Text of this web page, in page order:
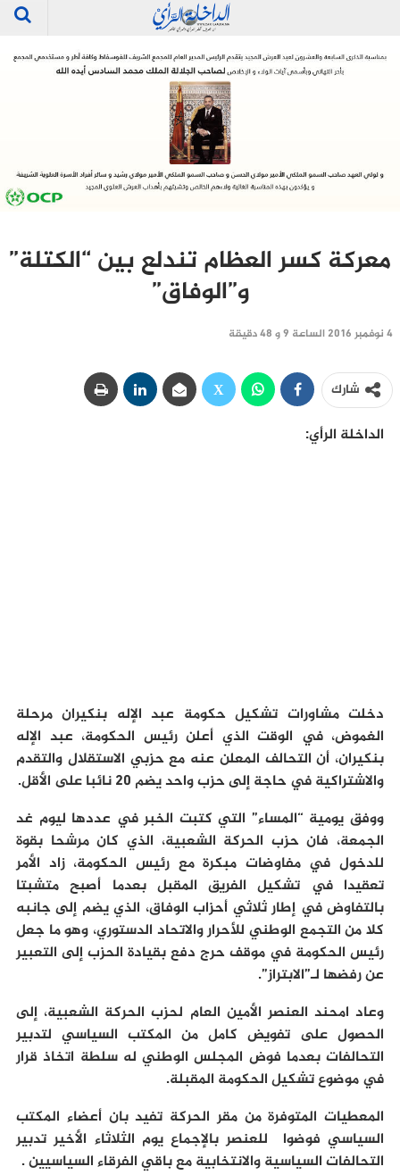
معركة كسر العظام تندلع بين “الكتلة”
و”الوفاق”
4 نوفمبر 2016 الساعة 9 و 48 دقيقة
شارك
الداخلة الرأي:
دخلت مشاورات تشکیل حکومة عبد الإله بنکیران مرحلة
الغموض، في الوقت الذي أعلن رئيس الحكومة، عبد الإله
بنکیران، أن التحالف المعلن عنه مع حزبي الاستقلال والتقدم
والاشتراكية في حاجة إلى حزب واحد يضم 20 نائبا على الأقل.
ووفق يومية “المساء” التي كتبت الخبر في عددها ليوم غد
الجمعة، فان حزب الحركة الشعبية، الذي کان مرشحا بقوة
للدخول في مفاوضات مبكرة مع رئيس الحکومة، زاد الأمر
تعقيدا في تشكيل الفريق المقبل بعدما أصبح متشبتا
بالتفاوض في إطار ثلاثي أحزاب الوفاق، الذي يضم إلى جانبه
كلا من التجمع الوطني للأحرار والاتحاد الدستوري، وهو ما جعل
رئيس الحكومة في موقف حرج دفع بقيادة الحزب إلى التعبير
عن رفضها لـ”الابتراز”.
وعاد امحند العنصر الأمين العام لحزب الحركة الشعبية، إلى
الحصول علی تفویض کامل من المكتب السياسي لتدبير
التحالفات بعدما فوض المجلس الوطني له سلطة اتخاذ قرار
في موضوع تشكيل الحكومة المقبلة.
المعطيات المتوفرة من مقر الحركة تفيد بان أعضاء المكتب
السياسي فوضوا للعنصر بالإجماع يوم الثلاثاء الأخير تدبير
التحالفات السياسية والانتخابية مع باقي الفرقاء السياسيين .